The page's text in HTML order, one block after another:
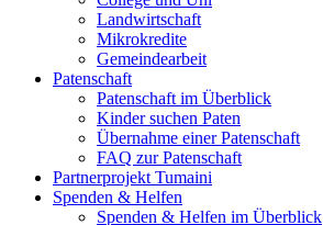
Landwirtschaft
Mikrokredite
Gemeindearbeit
Patenschaft
Patenschaft im Überblick
Kinder suchen Paten
Übernahme einer Patenschaft
FAQ zur Patenschaft
Partnerprojekt Tumaini
Spenden & Helfen
Spenden & Helfen im Überblick